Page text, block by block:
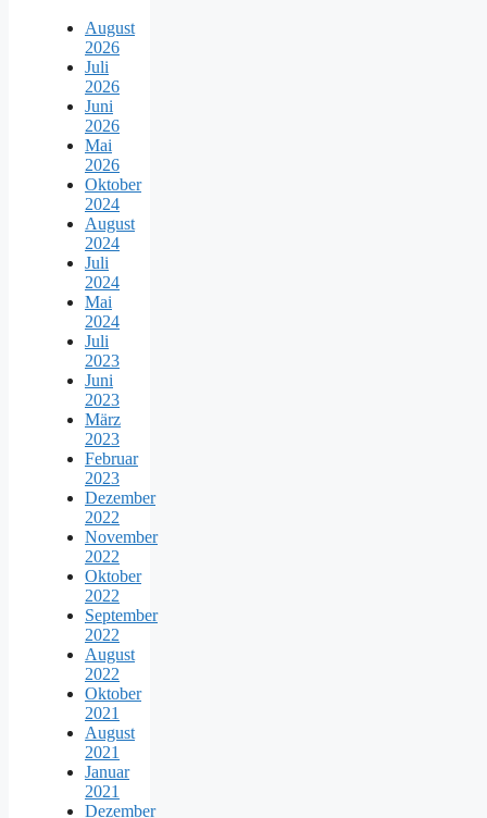
August
2026
Juli
2026
Juni
2026
Mai
2026
Oktober
2024
August
2024
Juli
2024
Mai
2024
Juli
2023
Juni
2023
März
2023
Februar
2023
Dezember
2022
November
2022
Oktober
2022
September
2022
August
2022
Oktober
2021
August
2021
Januar
2021
Dezember